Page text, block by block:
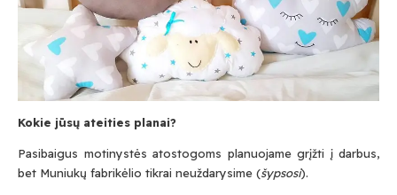
Kokie jūsų ateities planai?
Pasibaigus motinystės atostogoms planuojame grįžti į darbus,
bet Muniukų fabrikėlio tikrai neuždarysime (šypsosi).